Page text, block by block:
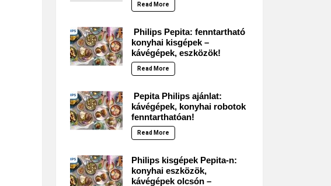
Read More
Philips Pepita: fenntartható
konyhai kisgépek –
kávégépek, eszközök!
Read More
Pepita Philips ajánlat:
kávégépek, konyhai robotok
fenntarthatóan!
Read More
Philips kisgépek Pepita-n:
konyhai eszközök,
kávégépek olcsón –